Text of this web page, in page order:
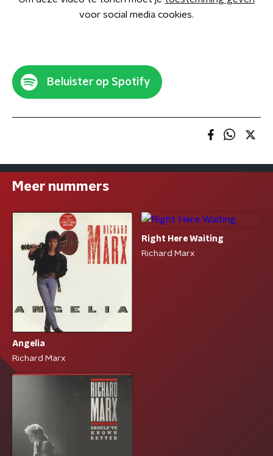
voor social media cookies.
Beluister op Spotify
Meer nummers
Angelia
Richard Marx
Right Here Waiting
Richard Marx